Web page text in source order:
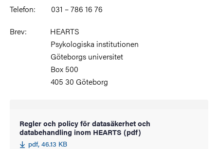
Telefon: 031 – 786 16 76
Brev: HEARTS
Psykologiska institutionen
Göteborgs universitet
Box 500
405 30 Göteborg
Regler och policy för datasäkerhet och
databehandling inom HEARTS (pdf)
pdf, 46.13 KB